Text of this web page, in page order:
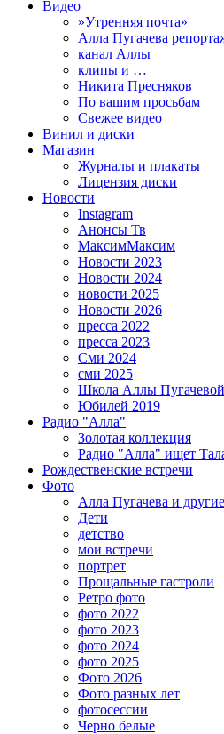
Видео
»Утренняя почта»
Алла Пугачева
канал Аллы
клипы и …
Никита Пресняков
По вашим просьбам
Свежее видео
Винил и диски
Магазин
Журналы и плакаты
Лицензия диски
Новости
Instagram
Анонсы Тв
МаксимМаксим
Новости 2023
Новости 2024
новости 2025
Новости 2026
пресса 2022
пресса 2023
Сми 2024
сми 2025
Школа Аллы Пугачевой
Юбилей 2019
Радио "Алла"
Золотая коллекция
Радио "Алла" ищет
Рождественские встречи
Фото
Алла Пугачева и другие
Дети
детство
мои встречи
портрет
Прощальные гастроли
Ретро фото
фото 2022
фото 2023
фото 2024
фото 2025
Фото 2026
Фото разных лет
фотосессии
Черно белые